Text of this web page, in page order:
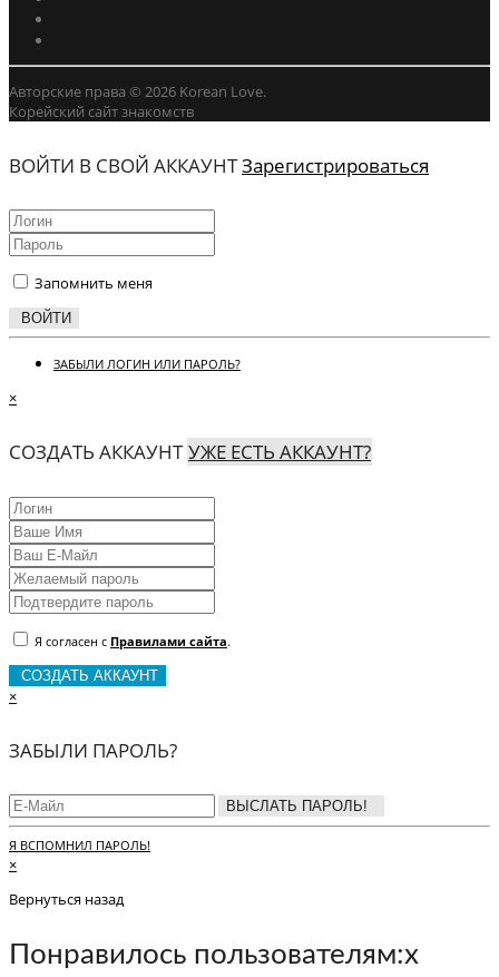
Авторские права © 2026 Korean Love.
Корейский сайт знакомств
ВОЙТИ В СВОЙ АККАУНТЗарегистрироваться
Запомнить меня
ВОЙТИ
ЗАБЫЛИ ЛОГИН ИЛИ ПАРОЛЬ?
×
СОЗДАТЬ АККАУНТУЖЕ ЕСТЬ АККАУНТ?
Я согласен с Правилами сайта.
СОЗДАТЬ АККАУНТ
×
ЗАБЫЛИ ПАРОЛЬ?
ВЫСЛАТЬ ПАРОЛЬ!
Я ВСПОМНИЛ ПАРОЛЬ!
×
Вернуться назад
Понравилось пользователям:x